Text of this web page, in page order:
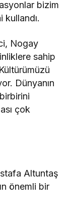
bizim
kullandı.
Nogay
sahip
Dünyanın
çok
Altuntaş
önemli bir